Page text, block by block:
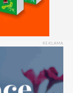
REKLAMA